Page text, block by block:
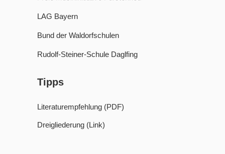
LAG Bayern
Bund der Waldorfschulen
Rudolf-Steiner-Schule Daglfing
Tipps
Literaturempfehlung (PDF)
Dreigliederung (Link)